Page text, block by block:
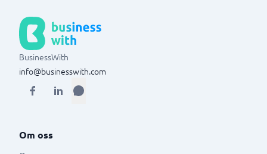
BusinessWith
info@businesswith.com
Om oss